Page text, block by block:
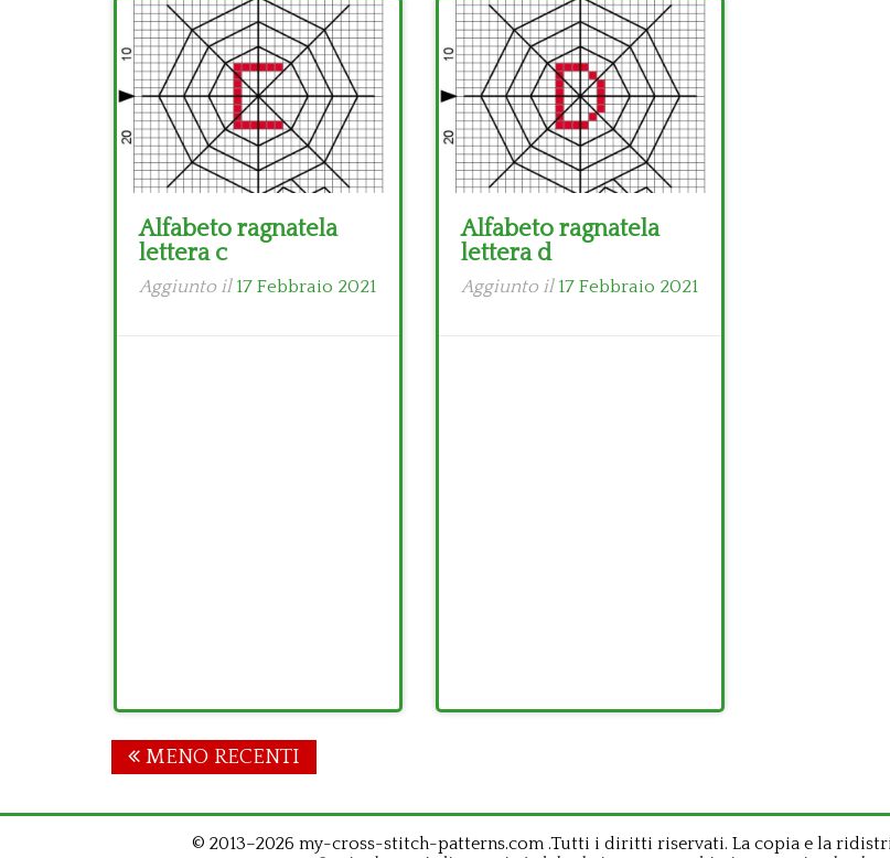
Alfabeto ragnatela
lettera c
Aggiunto il 17 Febbraio 2021
Alfabeto ragnatela
lettera d
Aggiunto il 17 Febbraio 2021
Posts
navigation
MENO RECENTI
© 2013–2026 my-cross-stitch-patterns.com .Tutti i diritti riservati. La copia e la